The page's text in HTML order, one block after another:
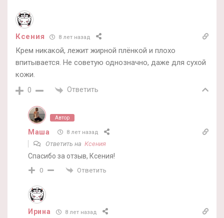
Ксения 8 лет назад
Крем никакой, лежит жирной плёнкой и плохо
впитывается. Не советую однозначно, даже для сухой
кожи.
0 Ответить
Автор
Маша 8 лет назад
Ответить на Ксения
Спасибо за отзыв, Ксения!
0 Ответить
Ирина 8 лет назад